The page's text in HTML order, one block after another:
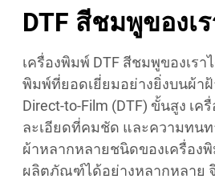
DTF สีชมพูของเ
เครื่องพิมพ์ DTF สีชมพูของเร
พิมพ์ที่ยอดเยี่ยมอย่างยิ่งบนผ้า
Direct-to-Film (DTF) ขั้นสูง เ
ละเอียดที่คมชัด และความทน
ผ้าหลากหลายชนิดของเครื่อง
ผลิตภัณฑ์ได้อย่างหลากหลาย จึ